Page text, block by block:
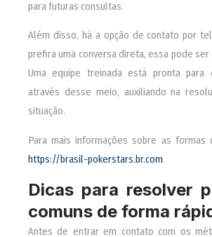
para futuras consultas.
Além disso, há a opção de contato por
prefira uma conversa direta, essa pode
Uma equipe treinada está pronta para
através desse meio, auxiliando na
situação.
Para mais informações sobre as formas
https://brasil-pokerstars.br.com.
Dicas para resolver
comuns de forma
Antes de entrar em contato com os